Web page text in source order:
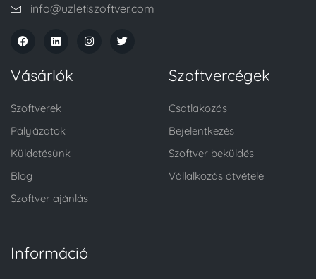
info@uzletiszoftver.com
Vásárlók
Szoftverek
Pályázatok
Küldetésünk
Blog
Szoftver ajánlás
Szoftvercégek
Csatlakozás
Bejelentkezés
Szoftver beküldés
Vállalkozás átvétele
Információ